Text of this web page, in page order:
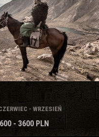
- WRZESIEŃ
- 3600 PLN